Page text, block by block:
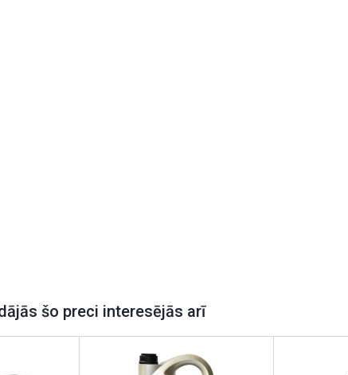
šo preci interesējās arī